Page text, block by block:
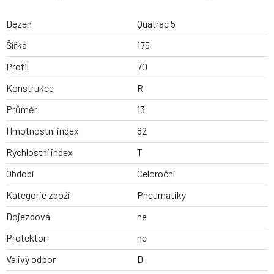
Dezen
Quatrac 5
Šířka
175
Profil
70
Konstrukce
R
Průměr
13
Hmotnostní index
82
Rychlostní index
T
Období
Celoroční
Kategorie zboží
Pneumatiky
Dojezdová
ne
Protektor
ne
Valivý odpor
D